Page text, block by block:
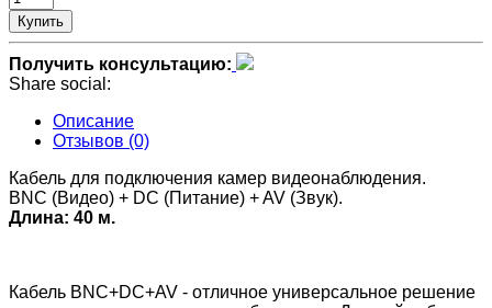
Купить
Получить консультацию:
Share social:
Описание
Отзывов (0)
Кабель для подключения камер видеонаблюдения.
BNC (Видео) + DC (Питание) + AV (Звук).
Длина: 40 м.
Кабель BNC+DC+AV - отличное универсальное решение